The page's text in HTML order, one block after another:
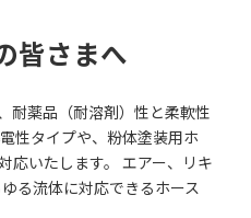
皆さまへ
耐薬品（耐溶剤）性と柔軟性
性タイプや、粉体塗装用ホ
応いたします。 エアー、リキ
る流体に対応できるホース